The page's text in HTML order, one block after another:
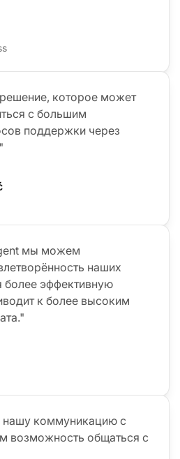
которое может
с большим
поддержки через
мы можем
наших
более эффективную
к более высоким
нашу коммуникацию с
возможность общаться с